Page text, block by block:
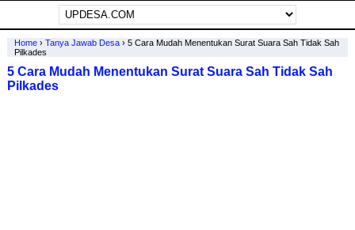
Home› Tanya Jawab Desa› 5 Cara Mudah Menentukan Surat Suara Sah Tidak Sah
Pilkades
5 Cara Mudah Menentukan Surat Suara Sah Tidak Sah
Pilkades